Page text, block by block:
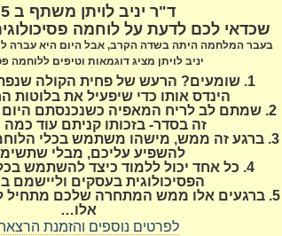
ד"ר יניב לויתן משתף ב 5 טיפים
שכדאי לכם לדעת על לוחמה
בעבר המלחמה היתה בשדה הקרב, אבל היום היא עברה
יניב לויתן מציג דוגמאות וטיפים ללוחמה
1. שומעים? הרעש של פחית הקולה
הינדס אותו כדי שיפעיל את
2. שמתם לב לריח המאפיה כשנכנסתם
זה בסדר- בזכותו קניתם עוד כמה
3. ברגע זה ממש, מישהו משתמש בכלי
להשפיע עליכם, מבלי
4. כל אחד יכול ללמוד כיצד להשתמש
הפסיכולוגית בעסקים וליישמם
5. ברגעים אלו ממש המתחרה שלכם מתחיל
אלו…
לפרטים נוספים והזמנת